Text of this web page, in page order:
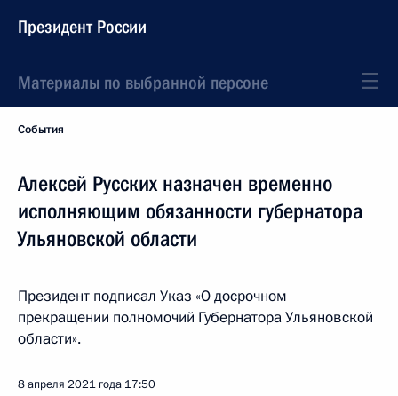
Президент России
Материалы по выбранной персоне
События
Алексей Русских назначен временно
исполняющим обязанности губернатора
Ульяновской области
Президент подписал Указ «О досрочном
прекращении полномочий Губернатора Ульяновской
области».
8 апреля 2021 года 17:50